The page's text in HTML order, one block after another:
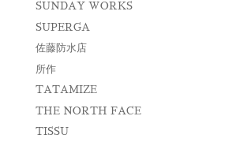
SUNDAY WORKS
SUPERGA
佐藤防水店
所作
TATAMIZE
THE NORTH FACE
TISSU